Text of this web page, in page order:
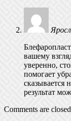
вашему
уверенно,
помогает
сказывается
результат
Comments are